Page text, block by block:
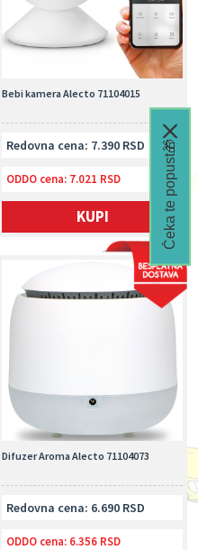
Bebi kamera Alecto 71104015
Redovna cena: 7.390 RSD
ODDO cena: 7.021 RSD
KUPI
Difuzer Aroma Alecto 71104073
Redovna cena: 6.690 RSD
ODDO cena: 6.356 RSD
Čeka te popust🎁